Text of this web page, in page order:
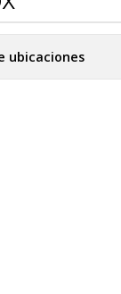
ubicaciones